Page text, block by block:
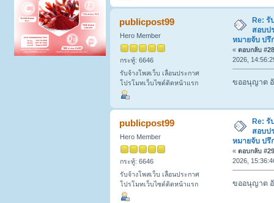
publicpost99
Hero Member
กระทู้: 6646
รับจ้างโพสเว็บ เลื่อนประกาศ
โปรโมทเว็บไซต์ติดหน้าแรก
Re: รั
สอบป
หมายจับ ปรึ
« ตอบกลับ
2026,
ขออนุญาต
publicpost99
Hero Member
กระทู้: 6646
รับจ้างโพสเว็บ เลื่อนประกาศ
โปรโมทเว็บไซต์ติดหน้าแรก
Re: รั
สอบป
หมายจับ ปรึ
« ตอบกลับ
2026,
ขออนุญาต